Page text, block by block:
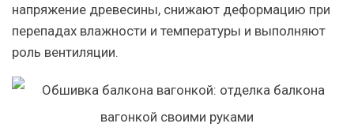
напряжение древесины, снижают деформацию при
перепадах влажности и температуры и выполняют
роль вентиляции.